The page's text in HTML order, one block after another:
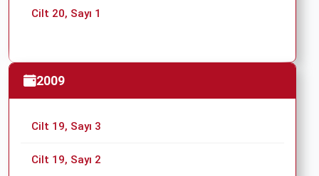
Cilt 20, Sayı 1
2009
Cilt 19, Sayı 3
Cilt 19, Sayı 2